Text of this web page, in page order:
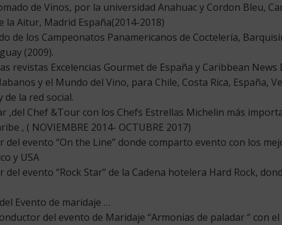
de Vinos, por la universidad Anahuac y Cordon Bleu,
Aitur, Madrid España(2014-2018)
de los Campeonatos Panamericanos de Coctelería,
(2009).
revistas Excelencias Gourmet de España y Caribbean
y el Mundo del Vino, para Chile, Costa Rica, España,
de la red social.
,del Chef &Tour con los Chefs Estrellas Michelin más
, ( NOVIEMBRE 2014- OCTUBRE 2017)
del evento “On the Line” donde comparto evento con los
y USA
del evento “Rock Star” de la Cadena hotelera Hard Rock,
Evento de maridaje …
del evento de Maridaje “Armonias de paladar “ con